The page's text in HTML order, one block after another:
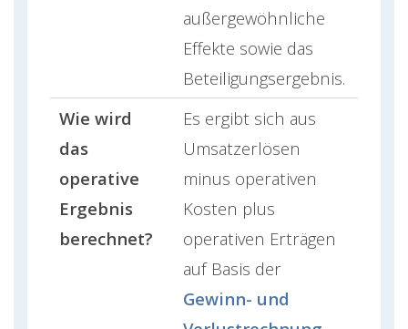
außergewöhnliche
Effekte sowie das
Beteiligungsergebnis.
Wie wird
das
operative
Ergebnis
berechnet?
Es ergibt sich aus
Umsatzerlösen
minus operativen
Kosten plus
operativen Erträgen
auf Basis der
Gewinn- und